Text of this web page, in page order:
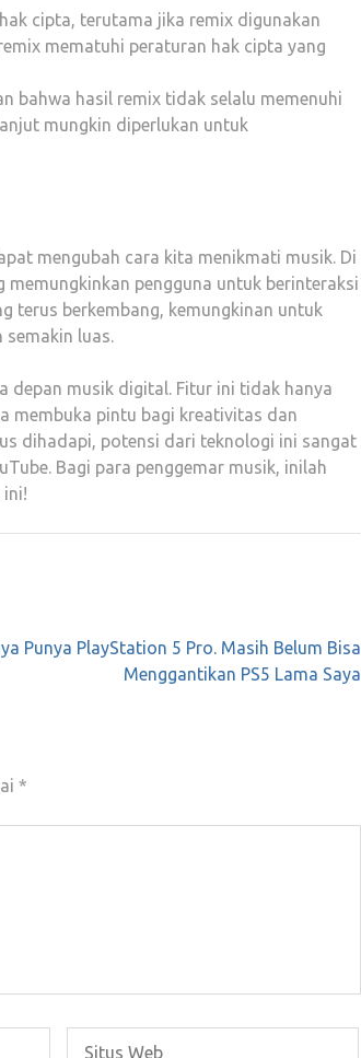
cipta, terutama jika remix digunakan
mematuhi peraturan hak cipta yang
bahwa hasil remix tidak selalu memenuhi
mungkin diperlukan untuk
mengubah cara kita menikmati musik. Di
pengguna untuk berinteraksi
terus berkembang, kemungkinan untuk
semakin luas.
depan musik digital. Fitur ini tidak hanya
membuka pintu bagi kreativitas dan
dihadapi, potensi dari teknologi ini sangat
Bagi para penggemar musik, inilah
ini!
Punya PlayStation 5 Pro. Masih Belum Bisa
Menggantikan PS5 Lama Saya
*